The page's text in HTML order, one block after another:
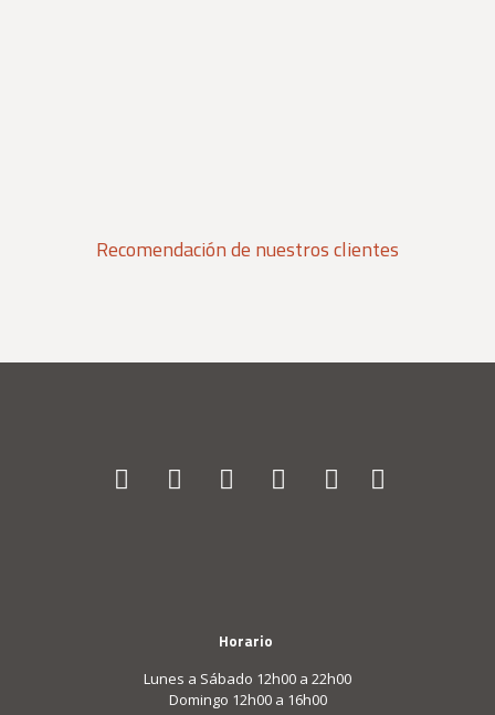
Recomendación de nuestros clientes
Horario
Lunes a Sábado 12h00 a 22h00
Domingo 12h00 a 16h00